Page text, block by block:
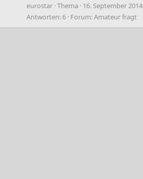
eurostar Thema 16. September 2014
Antworten: 6 Forum:Amateur fragt